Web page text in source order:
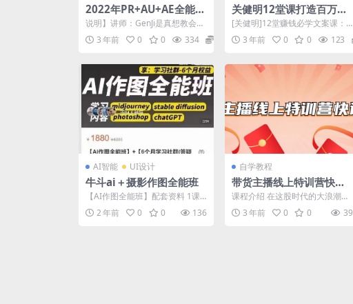
2022年PR+AU+AE全能剪
辑师入门班
说明】讲师：GenJi是真想教会
你，含素材
3 年前 0 0 334 39.9
关健明12堂课打造百万爆
款变现文案
[关健明]12堂赚钱必学文案课：
让你的文案变成印钞机 12堂赚钱
必学文案课：让你...
3 年前 0 0 123
AI智能 UI设计
牛斗ai＋摄影作图全能班
【AI作图全能班】配套资料 1课
程介绍-总体概括.mp4 2 1-重新
认识AI作...
2 年前 0 0 136
自学教程
带货主播线上特训营快速
成长
课程介绍 在这股时代的大浪潮
里，既有大品牌也有小商家，有
薇娅、李佳琦、罗永浩、辛...
3 年前 0 0 39